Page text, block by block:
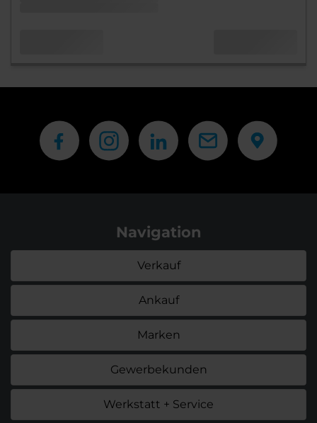
Navigation
Verkauf
Ankauf
Marken
Gewerbekunden
Werkstatt + Service